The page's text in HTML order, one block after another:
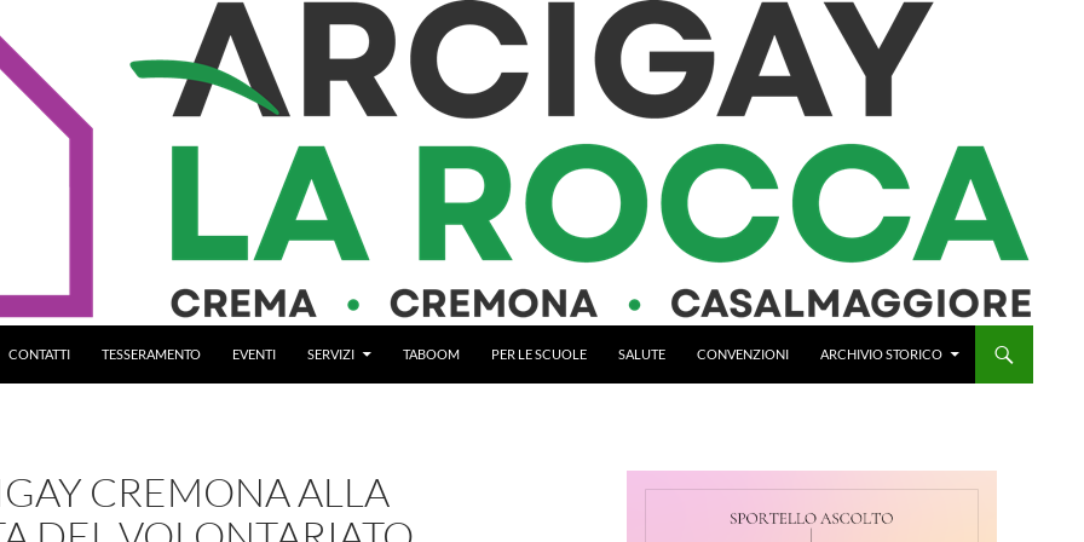
CONTATTI TESSERAMENTO EVENTI SERVIZI TABOOM PER LE SCUOLE SALUTE CONVENZIONI ARCHIVIO STORICO
CREMONA ALLA